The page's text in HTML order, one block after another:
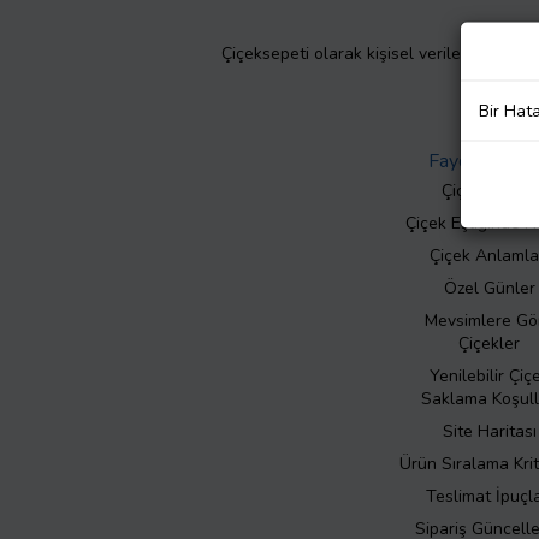
Çiçeksepeti olarak kişisel verilerinizin
Faydalı Bilgiler
Çiçek Bakımı
Çiçek Eşliğinde
Çiçek
Özel Günler
Mevsimlere
Çiçekler
Yenilebilir
Saklama
Site Haritası
Ürün Sıralama
Teslimat
Sipariş
Bir